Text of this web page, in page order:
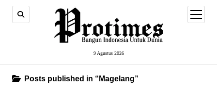
9 Agustus 2026
open
menu
Posts published in “Magelang”